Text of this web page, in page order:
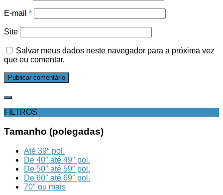
E-mail *
Site
Salvar meus dados neste navegador para a próxima vez
que eu comentar.
FILTROS
Tamanho (polegadas)
Até 39″ pol.
De 40″ até 49″ pol.
De 50″ até 59″ pol.
De 60″ até 69″ pol.
70″ ou mais